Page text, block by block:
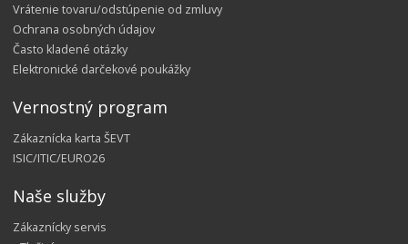
Vrátenie tovaru/odstúpenie od zmluvy
Ochrana osobných údajov
Často kladené otázky
Elektronické darčekové poukážky
Vernostný program
Zákaznícka karta ŠEVT
ISIC/ITIC/EURO26
Naše služby
Zákaznícky servis